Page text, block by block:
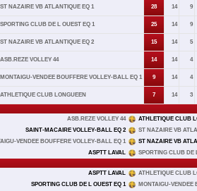
ST NAZAIRE VB ATLANTIQUE EQ 1 28 14 9
SPORTING CLUB DE L OUEST EQ 1 25 14 9
ST NAZAIRE VB ATLANTIQUE EQ 2 15 14 5
ASB.REZE VOLLEY 44 14 14 4
MONTAIGU-VENDEE BOUFFERE VOLLEY-BALL EQ 1 9 14 4
ATHLETIQUE CLUB LONGUEEN 7 14 3
ASB.REZE VOLLEY 44
ATHLETIQUE CLUB
SAINT-MACAIRE VOLLEY-BALL EQ 2
ST NAZAIRE VB
VENDEE BOUFFERE VOLLEY-BALL EQ 1
ST NAZAIRE VB
ASPTT LAVAL
SPORTING CLUB DE
ASPTT LAVAL
ATHLETIQUE CLUB
SPORTING CLUB DE L OUEST EQ 1
MONTAIGU-VENDEE